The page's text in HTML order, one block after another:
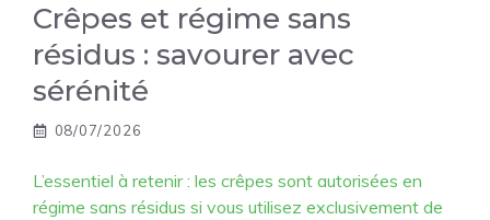
Crêpes et régime sans
résidus : savourer avec
sérénité
08/07/2026
L’essentiel à retenir : les crêpes sont autorisées en
régime sans résidus si vous utilisez exclusivement de